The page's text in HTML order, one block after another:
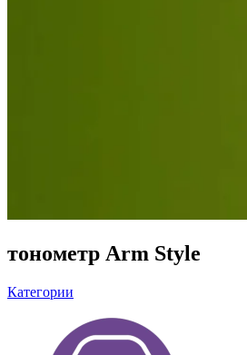
тонометр Arm Style
Категории